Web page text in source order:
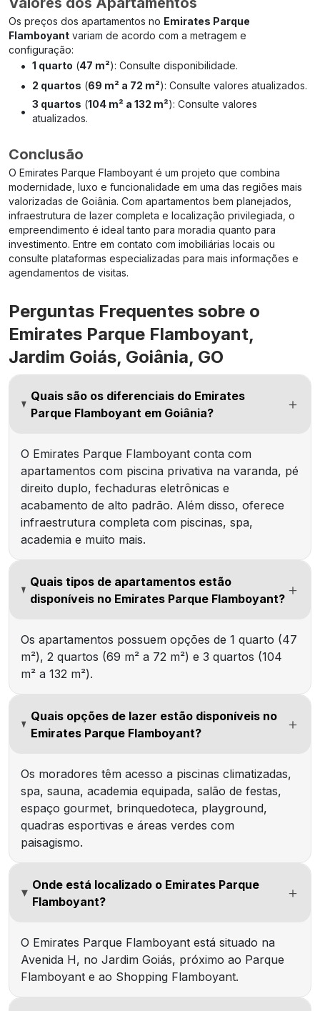
Os preços dos apartamentos no Emirates Parque
Flamboyant variam de acordo com a metragem e
configuração:
• 1 quarto (47 m²): Consulte disponibilidade.
• 2 quartos (69 m² a 72 m²): Consulte valores atualizados.
•
3 quartos (104 m² a 132 m²): Consulte valores
atualizados.
Conclusão
O Emirates Parque Flamboyant é um projeto que combina
modernidade, luxo e funcionalidade em uma das regiões mais
valorizadas de Goiânia. Com apartamentos bem planejados,
infraestrutura de lazer completa e localização privilegiada, o
empreendimento é ideal tanto para moradia quanto para
investimento. Entre em contato com imobiliárias locais ou
consulte plataformas especializadas para mais informações e
agendamentos de visitas.
Perguntas Frequentes sobre o
Emirates Parque Flamboyant,
Jardim Goiás, Goiânia, GO
Quais são os diferenciais do Emirates
Parque Flamboyant em Goiânia?
O Emirates Parque Flamboyant conta com
apartamentos com piscina privativa na varanda, pé
direito duplo, fechaduras eletrônicas e
acabamento de alto padrão. Além disso, oferece
infraestrutura completa com piscinas, spa,
academia e muito mais.
Quais tipos de apartamentos estão
disponíveis no Emirates Parque Flamboyant?
Os apartamentos possuem opções de 1 quarto (47
m²), 2 quartos (69 m² a 72 m²) e 3 quartos (104
m² a 132 m²).
Quais opções de lazer estão disponíveis no
Emirates Parque Flamboyant?
Os moradores têm acesso a piscinas climatizadas,
spa, sauna, academia equipada, salão de festas,
espaço gourmet, brinquedoteca, playground,
quadras esportivas e áreas verdes com
paisagismo.
Onde está localizado o Emirates Parque
Flamboyant?
O Emirates Parque Flamboyant está situado na
Avenida H, no Jardim Goiás, próximo ao Parque
Flamboyant e ao Shopping Flamboyant.